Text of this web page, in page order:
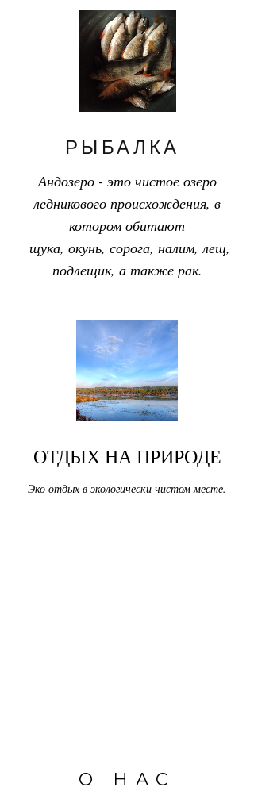
РЫБАЛКА
Андозеро - это чистое озеро
ледникового происхождения, в
котором обитают
щука, окунь, сорога, налим, лещ,
подлещик, а также рак.
ОТДЫХ НА ПРИРОДЕ
Эко отдых в экологически чистом месте.
О НАС